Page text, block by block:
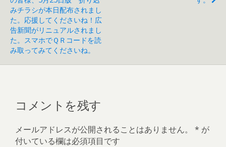
みチラシが本日配布されまし
た。応援してくださいね！広
告新聞がリニュアルされまし
た。スマホでＱＲコードを読
み取ってみてくださいね。
コメントを残す
メールアドレスが公開されることはありません。 * が
付いている欄は必須項目です